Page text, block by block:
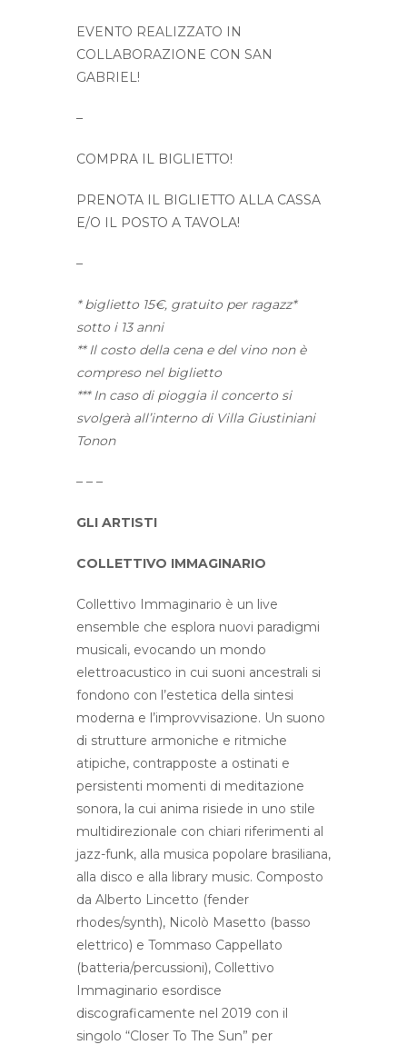
EVENTO REALIZZATO IN
COLLABORAZIONE CON SAN
GABRIEL!
–
COMPRA IL BIGLIETTO!
PRENOTA IL BIGLIETTO ALLA CASSA
E/O IL POSTO A TAVOLA!
–
* biglietto 15€, gratuito per ragazz*
sotto i 13 anni
** Il costo della cena e del vino non è
compreso nel biglietto
*** In caso di pioggia il concerto si
svolgerà all’interno di Villa Giustiniani
Tonon
– – –
GLI ARTISTI
COLLETTIVO IMMAGINARIO
Collettivo Immaginario è un live
ensemble che esplora nuovi paradigmi
musicali, evocando un mondo
elettroacustico in cui suoni ancestrali si
fondono con l’estetica della sintesi
moderna e l’improvvisazione. Un suono
di strutture armoniche e ritmiche
atipiche, contrapposte a ostinati e
persistenti momenti di meditazione
sonora, la cui anima risiede in uno stile
multidirezionale con chiari riferimenti al
jazz-funk, alla musica popolare brasiliana,
alla disco e alla library music. Composto
da Alberto Lincetto (fender
rhodes/synth), Nicolò Masetto (basso
elettrico) e Tommaso Cappellato
(batteria/percussioni), Collettivo
Immaginario esordisce
discograficamente nel 2019 con il
singolo “Closer To The Sun” per